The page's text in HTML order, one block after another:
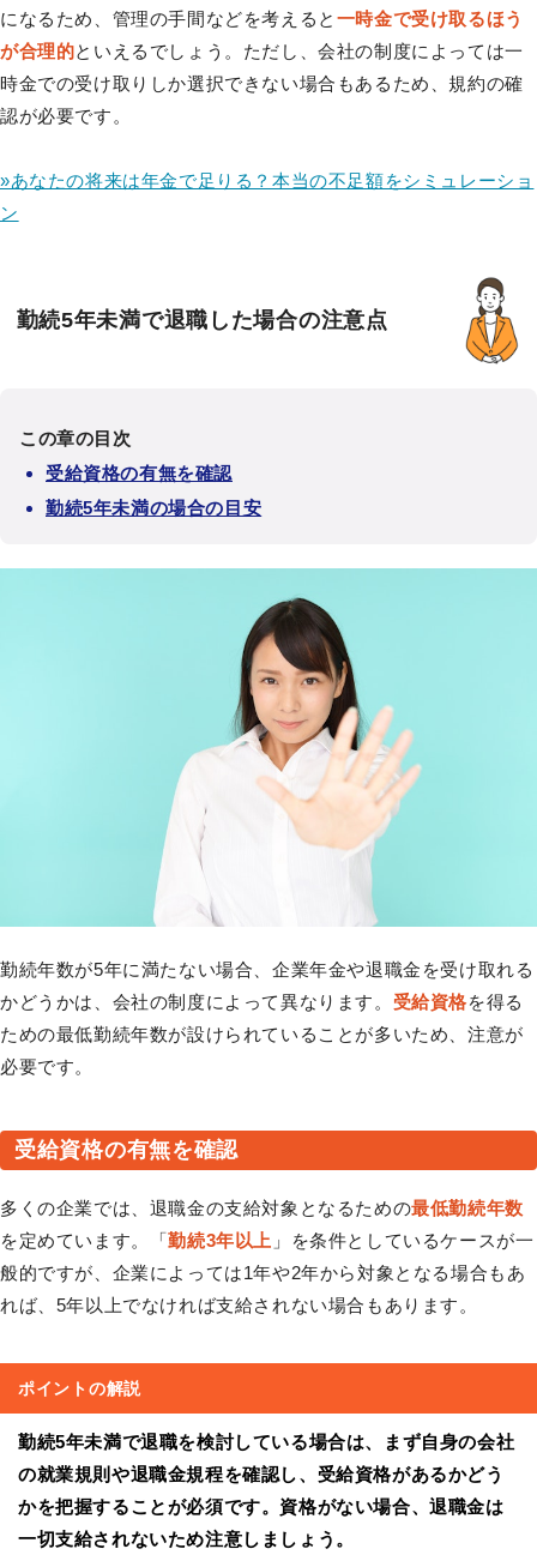
になるため、管理の手間などを考えると 一時金で受け取るほう
が合理的といえるでしょう。ただし、会社の制度によっては一
時金での受け取りしか選択できない場合もあるため、規約の確
認が必要です。
»あなたの将来は年金で足りる？本当の不足額をシミュレーショ
ン
勤続5年未満で退職した場合の注意点
この章の目次
受給資格の有無を確認
勤続5年未満の場合の目安
勤続年数が5年に満たない場合、企業年金や退職金を受け取れる
かどうかは、会社の制度によって異なります。 受給資格を得る
ための最低勤続年数が設けられていることが多いため、注意が
必要です。
受給資格の有無を確認
多くの企業では、退職金の支給対象となるための最低勤続年数
を定めています。「勤続3年以上 」を条件としているケースが一
般的ですが、企業によっては1年や2年から対象となる場合もあ
れば、5年以上でなければ支給されない場合もあります。
ポイントの解説
勤続5年未満で退職を検討している場合は、まず自身の会社
の就業規則や退職金規程を確認し、受給資格があるかどう
かを把握することが必須です。資格がない場合、退職金は
一切支給されないため注意しましょう。